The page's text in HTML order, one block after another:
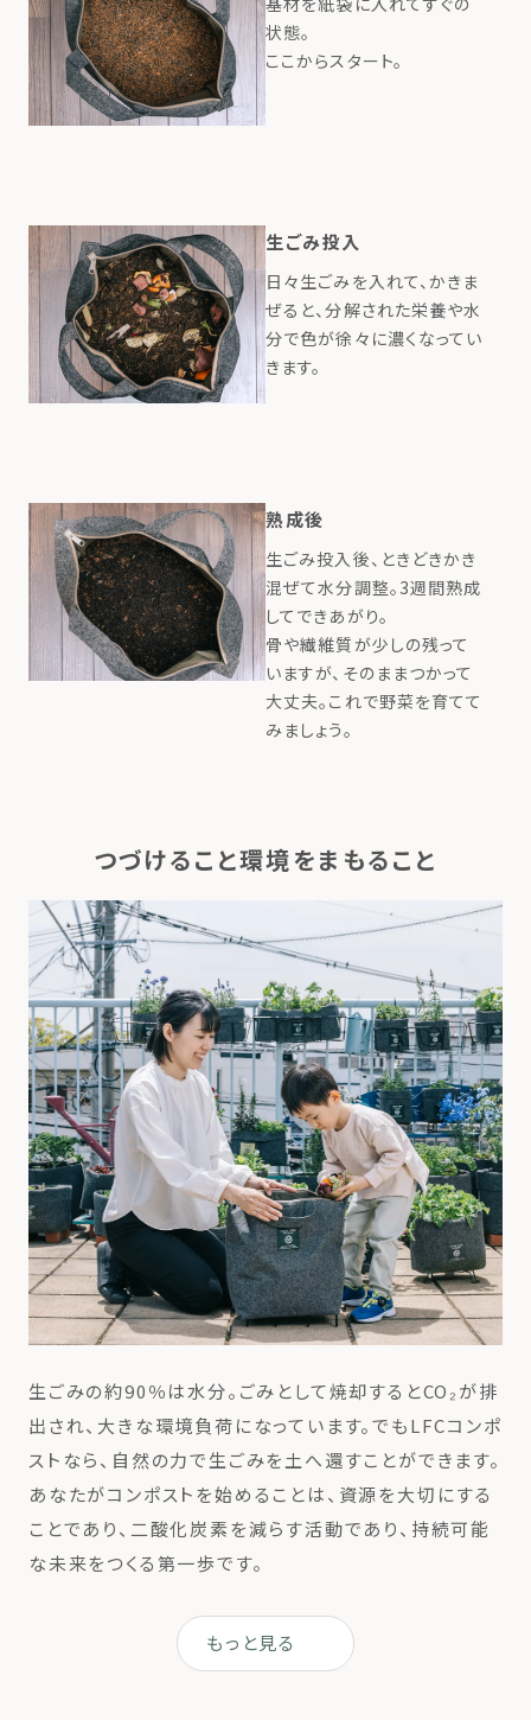
状態。
ここからスタート。
生ごみ投入
日々生ごみを入れて、かきま
ぜると、分解された栄養や水
分で色が徐々に濃くなってい
きます。
熟成後
生ごみ投入後、ときどきかき
混ぜて水分調整。3週間熟成
してできあがり。
骨や繊維質が少しの残って
いますが、そのままつかって
大丈夫。これで野菜を育てて
みましょう。
つづけること環境をまもること
生ごみの約90％は水分。 ごみとして焼却するとCO₂が排
出され、大きな環境負荷になっています。でもLFCコンポ
ストなら、自然の力で生ごみを土へ還すことができます。
あなたがコンポストを始めることは、資源を大切にする
ことであり、二酸化炭素を減らす活動であり、持続可能
な未来をつくる第一歩です。
もっと見る